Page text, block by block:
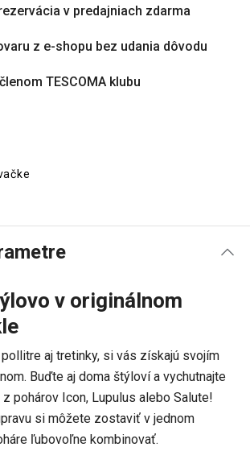
v predajniach zdarma
z e-shopu bez udania dôvodu
TESCOMA klubu
v originálnom
aj tretinky, si vás získajú svojím
Buďte aj doma štýloví a vychutnajte
pohárov Icon, Lupulus alebo Salute!
si môžete zostaviť v jednom
ľubovoľne kombinovať.